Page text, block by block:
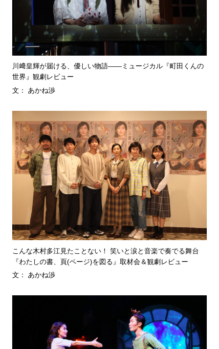
川﨑皇輝が届ける、優しい物語――ミュージカル『町田くんの
世界』観劇レビュー
文： あかね渉
こんな木村多江見たことない！ 笑いと涙と音楽で奏でる舞台
『わたしの書、頁(ページ)を図る』取材会＆観劇レビュー
文： あかね渉